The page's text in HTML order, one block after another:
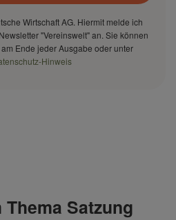
Wirtschaft AG. Hiermit melde ich
"Vereinswelt" an. Sie können
Ende jeder Ausgabe oder unter
Hinweis
Satzung